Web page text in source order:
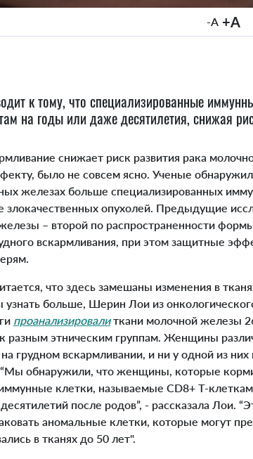
-A +A
к тому, что специализированные
на годы или даже десятилетия, снижая
снижает риск развития рака
было не совсем ясно. Ученые
железах больше специализированных
злокачественных опухолей. Предыдущие
– второй по распространенности
вскармливания, при этом защитные
что здесь замешаны изменения в
больше, Шерин Лои из
проанализировалиткани молочной железы
разным этническим группам. Женщины
грудном вскармливании, и ни у одной из них
обнаружили, что женщины, которые
клетки, называемые CD8+ Т-
после родов”, - рассказала Лои.
аномальные клетки, которые могут
в тканях до 50 лет".